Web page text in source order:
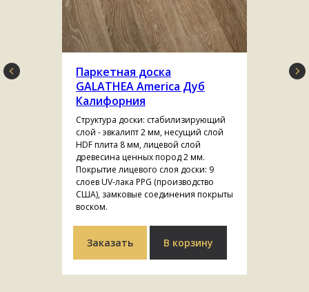
Паркетная доска
GALATHEA America Дуб
Калифорния
Структура доски: стабилизирующий
слой - эвкалипт 2 мм, несущий слой
HDF плита 8 мм, лицевой слой
древесина ценных пород 2 мм.
Покрытие лицевого слоя доски: 9
слоев UV-лака PPG (производство
США), замковые соединения покрыты
воском.
Заказать В корзину